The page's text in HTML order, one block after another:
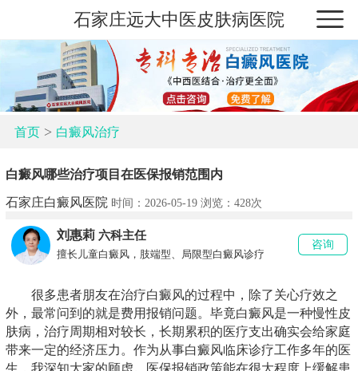
石家庄远大中医皮肤病医院
首页> 白癜风治疗
白癜风哪些治疗项目在医保报销范围内
石家庄白癜风医院 时间：2026-05-19 浏览： 428次
刘惠莉 六科主任
擅长儿童白癜风，肢端型、局限型白癜风诊疗
咨询
很多患者朋友在治疗白癜风的过程中，除了关心疗效之
外，最常问到的就是费用报销问题。毕竟白癜风是一种慢性皮
肤病，治疗周期相对较长，长期累积的医疗支出确实会给家庭
带来一定的经济压力。作为从事白癜风临床诊疗工作多年的医
生，我深知大家的顾虑。医保报销政策能在很大程度上缓解患